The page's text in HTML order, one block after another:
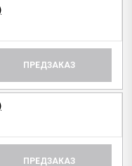
ПРЕДЗАКАЗ
ПРЕДЗАКАЗ